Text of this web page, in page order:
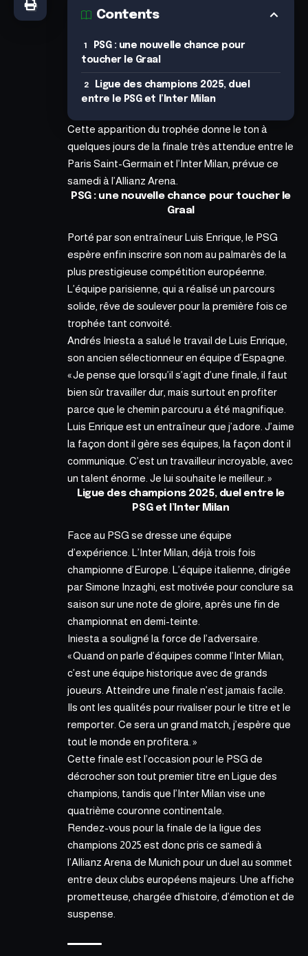
Contents
PSG : une nouvelle chance pour
toucher le Graal
Ligue des champions 2025, duel
entre le PSG et l’Inter Milan
Cette apparition du trophée donne le ton à
quelques jours de la finale très attendue entre le
Paris Saint-Germain et l’Inter Milan, prévue ce
samedi à l’Allianz Arena.
PSG : une nouvelle chance pour toucher le
Graal
Porté par son entraîneur Luis Enrique, le PSG
espère enfin inscrire son nom au palmarès de la
plus prestigieuse compétition européenne.
L’équipe parisienne, qui a réalisé un parcours
solide, rêve de soulever pour la première fois ce
trophée tant convoité.
Andrés Iniesta a salué le travail de Luis Enrique,
son ancien sélectionneur en équipe d’Espagne.
« Je pense que lorsqu’il s’agit d’une finale, il faut
bien sûr travailler dur, mais surtout en profiter
parce que le chemin parcouru a été magnifique.
Luis Enrique est un entraîneur que j’adore. J’aime
la façon dont il gère ses équipes, la façon dont il
communique. C’est un travailleur incroyable, avec
un talent énorme. Je lui souhaite le meilleur. »
Ligue des champions 2025, duel entre le
PSG et l’Inter Milan
Face au PSG se dresse une équipe
d’expérience. L’Inter Milan, déjà trois fois
championne d’Europe. L’équipe italienne, dirigée
par Simone Inzaghi, est motivée pour conclure sa
saison sur une note de gloire, après une fin de
championnat en demi-teinte.
Iniesta a souligné la force de l’adversaire.
« Quand on parle d’équipes comme l’Inter Milan,
c’est une équipe historique avec de grands
joueurs. Atteindre une finale n’est jamais facile.
Ils ont les qualités pour rivaliser pour le titre et le
remporter. Ce sera un grand match, j’espère que
tout le monde en profitera. »
Cette finale est l’occasion pour le PSG de
décrocher son tout premier titre en Ligue des
champions, tandis que l’Inter Milan vise une
quatrième couronne continentale.
Rendez-vous pour la finale de la ligue des
champions 2025 est donc pris ce samedi à
l’Allianz Arena de Munich pour un duel au sommet
entre deux clubs européens majeurs. Une affiche
prometteuse, chargée d’histoire, d’émotion et de
suspense.